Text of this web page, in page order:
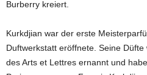
Burberry kreiert.
Kurkdjian war der erste
Duftwerkstatt eröffnete. Seine
des Arts et Lettres ernannt und